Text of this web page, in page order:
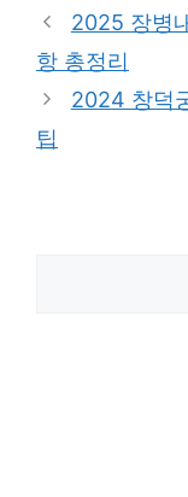
2025 장병
항 총정리
2024 창덕
팁